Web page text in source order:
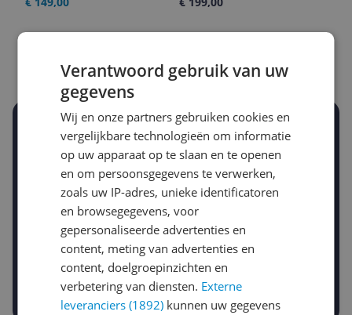
Goedkoopste nu
Laatste prijsupdate
Stel een alert in en mis geen prijsdaling
Krijg een seintje zodra de prijs zakt
Jouw e-mailadres
Gewenste daling of bedrag
-10% -15%
Gewenste prijs
€
Prijsalert aanzetten
Verantwoord gebruik van uw
gegevens
Wij en onze partners gebruiken cookies en
vergelijkbare technologieën om informatie
op uw apparaat op te slaan en te openen
en om persoonsgegevens te verwerken,
zoals uw IP-adres, unieke identificatoren
en browsegegevens, voor
gepersonaliseerde advertenties en
content, meting van advertenties en
content, doelgroepinzichten en
verbetering van diensten. Externe
leveranciers (1892) kunnen uw gegevens